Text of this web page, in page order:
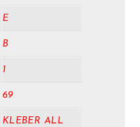
E
B
1
69
KLEBER ALL